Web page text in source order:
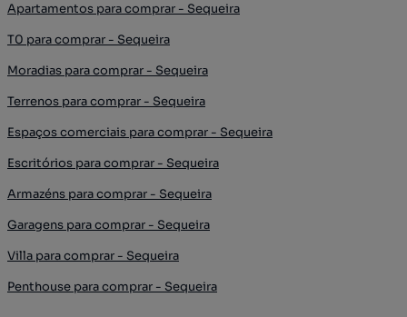
Apartamentos para comprar - Sequeira
T0 para comprar - Sequeira
Moradias para comprar - Sequeira
Terrenos para comprar - Sequeira
Espaços comerciais para comprar - Sequeira
Escritórios para comprar - Sequeira
Armazéns para comprar - Sequeira
Garagens para comprar - Sequeira
Villa para comprar - Sequeira
Penthouse para comprar - Sequeira